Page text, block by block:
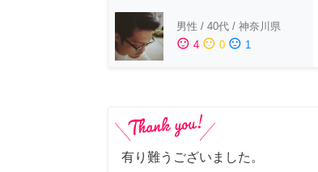
男性 / 40代 / 神奈川県
sentiment_satisfied 4 sentiment_neutral 0 sentiment_dissatisfied 1
有り難うございました。